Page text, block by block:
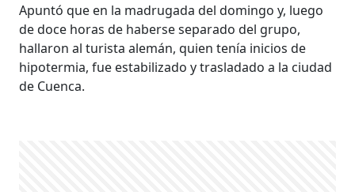
Apuntó que en la madrugada del domingo y, luego
de doce horas de haberse separado del grupo,
hallaron al turista alemán, quien tenía inicios de
hipotermia, fue estabilizado y trasladado a la ciudad
de Cuenca.